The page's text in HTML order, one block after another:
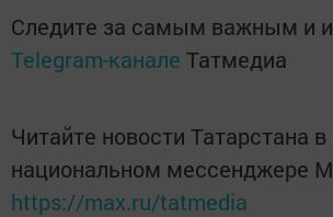
Следите за самым важным и
Telegram-канале Татмедиа
Читайте новости Татарстана в
национальном мессенджере
https://max.ru/tatmedia